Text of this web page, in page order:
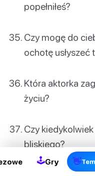
popełniłeś?
Czy mogę do
ochotę usłyszeć
Która aktorka
życiu?
Czy
bliskiego?
🕹Gry 👋